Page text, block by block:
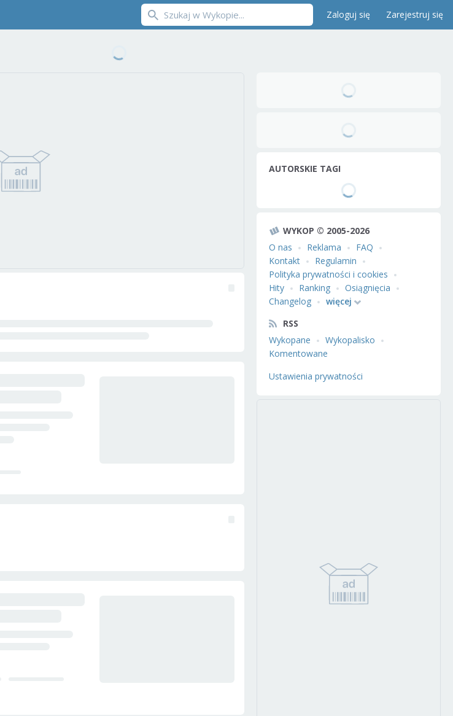
Zaloguj się Zarejestruj się
AUTORSKIE TAGI
WYKOP © 2005-2026
O nas
Reklama
FAQ
Kontakt
Regulamin
Polityka prywatności i cookies
Hity
Ranking
Osiągnięcia
Changelog
więcej
RSS
Wykopane
Wykopalisko
Komentowane
Ustawienia prywatności